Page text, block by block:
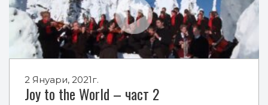
2 Януари, 2021г.
Joy to the World – част 2